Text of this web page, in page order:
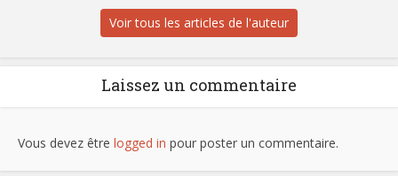
Voir tous les articles de l'auteur
Laissez un commentaire
Vous devez être logged in pour poster un commentaire.